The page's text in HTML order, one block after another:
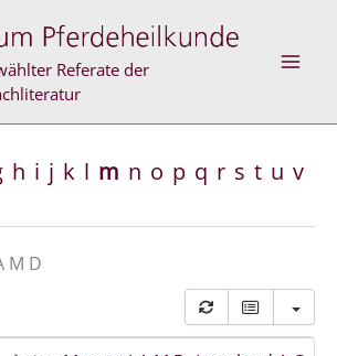
Referate der
h i j k l m n o p q r s t u v
M D